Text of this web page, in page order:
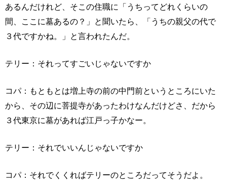
あるんだけれど、そこの住職に「うちってどれくらいの
間、ここに墓あるの？」と聞いたら、「うちの親父の代で
３代ですかね。」と言われたんだ。
テリー：それってすごいじゃないですか
コパ：もともとは増上寺の前の中門前というところにいた
から、その辺に菩提寺があったわけなんだけどさ、だから
３代東京に墓があれば江戸っ子かなー。
テリー：それでいいんじゃないですか
コパ：それでくくればテリーのところだってそうだよ。